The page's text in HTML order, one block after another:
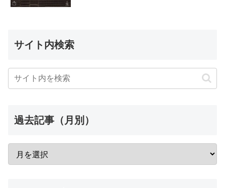
サイト内検索
過去記事（月別）